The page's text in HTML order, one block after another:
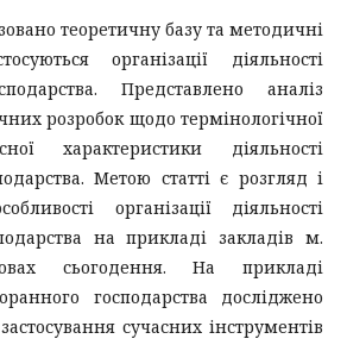
теоретичну базу та методичні
організації діяльності
Представлено аналіз
розробок щодо термінологічної
характеристики діяльності
Метою статті є розгляд і
організації діяльності
на прикладі закладів м.
сьогодення. На прикладі
господарства досліджено
сучасних інструментів